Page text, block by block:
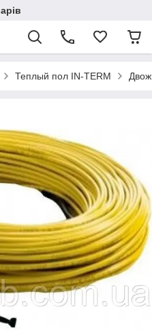
Теплый пол IN-TERM